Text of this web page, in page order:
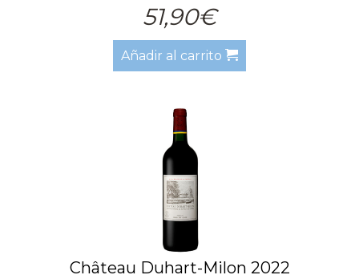
51,90€
Añadir al carrito
Château Duhart-Milon 2022